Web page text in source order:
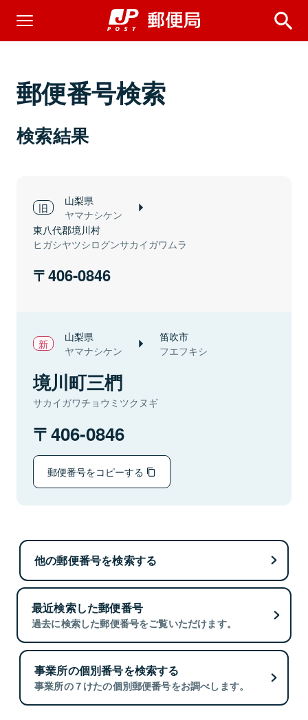
郵便番号検索
検索結果
山梨県
ヤマナシケン
東八代郡境川村
ヒガシヤツシログンサカイガワムラ
406-0846
山梨県
ヤマナシケン
笛吹市
フエフキシ
境川町三椚
サカイガワチョウミツクヌギ
406-0846
郵便番号をコピーする
他の郵便番号を検索する
最近検索した郵便番号
過去に検索した郵便番号をご覧いただけます。
事業所の個別番号を検索する
事業所の７けたの個別郵便番号をお調べします。